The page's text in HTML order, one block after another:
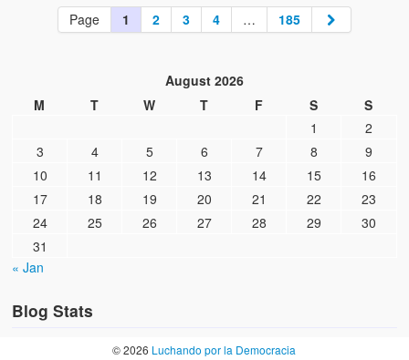
Page 1 2 3 4 … 185
August 2026
M
T W T F S
S
1
2
3
4 5 6 7 8
9
10
11 12 13 14 15
16
17
18 19 20 21 22
23
24
25 26 27 28 29
30
31
« Jan
Blog Stats
© 2026 Luchando por la Democracia